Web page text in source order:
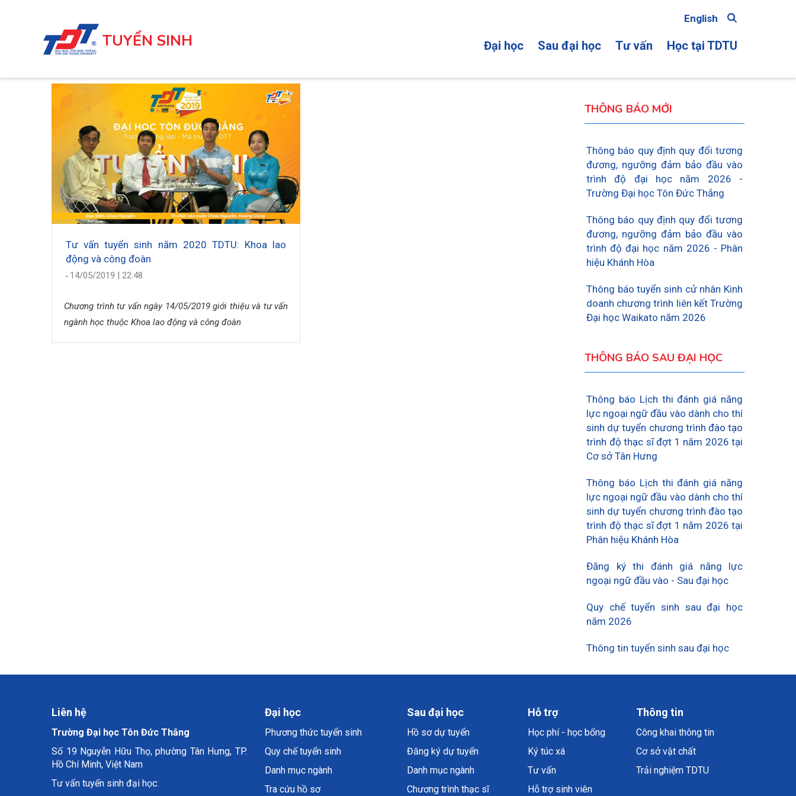
TUYỂN SINH
English
MAIN
NAVIGATION
Đại học Sau đại học Tư vấn Học tại TDTU
Tư vấn tuyển sinh năm 2020 TDTU: Khoa lao
động và công đoàn
- 14/05/2019 | 22:48
Chương trình tư vấn ngày 14/05/2019 giới thiệu và tư vấn
ngành học thuộc Khoa lao động và công đoàn
THÔNG BÁO MỚI
Thông báo quy định quy đổi tương
đương, ngưỡng đảm bảo đầu vào
trình độ đại học năm 2026 -
Trường Đại học Tôn Đức Thắng
Thông báo quy định quy đổi tương
đương, ngưỡng đảm bảo đầu vào
trình độ đại học năm 2026 - Phân
hiệu Khánh Hòa
Thông báo tuyển sinh cử nhân Kinh
doanh chương trình liên kết Trường
Đại học Waikato năm 2026
THÔNG BÁO SAU ĐẠI HỌC
Thông báo Lịch thi đánh giá năng
lực ngoại ngữ đầu vào dành cho thí
sinh dự tuyển chương trình đào tạo
trình độ thạc sĩ đợt 1 năm 2026 tại
Cơ sở Tân Hưng
Thông báo Lịch thi đánh giá năng
lực ngoại ngữ đầu vào dành cho thí
sinh dự tuyển chương trình đào tạo
trình độ thạc sĩ đợt 1 năm 2026 tại
Phân hiệu Khánh Hòa
Đăng ký thi đánh giá năng lực
ngoại ngữ đầu vào - Sau đại học
Quy chế tuyển sinh sau đại học
năm 2026
Thông tin tuyển sinh sau đại học
Liên hệ
Trường Đại học Tôn Đức Thắng
Số 19 Nguyễn Hữu Thọ, phường Tân Hưng, TP.
Hồ Chí Minh, Việt Nam
Tư vấn tuyển sinh đại học:
Đại học
Phương thức tuyển sinh
Quy chế tuyển sinh
Danh mục ngành
Tra cứu hồ sơ
Sau đại học
Hồ sơ dự tuyển
Đăng ký dự tuyển
Danh mục ngành
Chương trình thạc sĩ
Hỗ trợ
Học phí - học bổng
Ký túc xá
Tư vấn
Hỗ trợ sinh viên
Thông tin
Công khai thông tin
Cơ sở vật chất
Trải nghiệm TDTU